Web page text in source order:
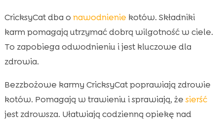
CricksyCat dba o nawodnienie kotów. Składniki
karm pomagają utrzymać dobrą wilgotność w ciele.
To zapobiega odwodnieniu i jest kluczowe dla
zdrowia.
Bezzbożowe karmy CricksyCat poprawiają zdrowie
kotów. Pomagają w trawieniu i sprawiają, że sierść
jest zdrowsza. Ułatwiają codzienną opiekę nad